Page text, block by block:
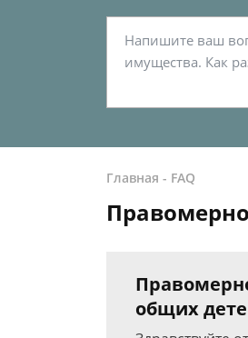
Главная - FAQ
общих